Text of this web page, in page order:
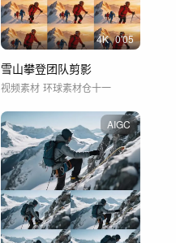
4K 0'05
雪山攀登团队剪影
视频素材 环球素材仓十一
AIGC